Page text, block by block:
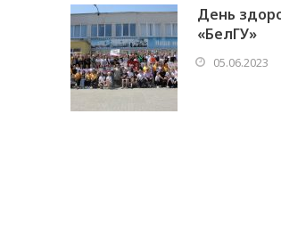
День
«БелГУ»
05.06.2023